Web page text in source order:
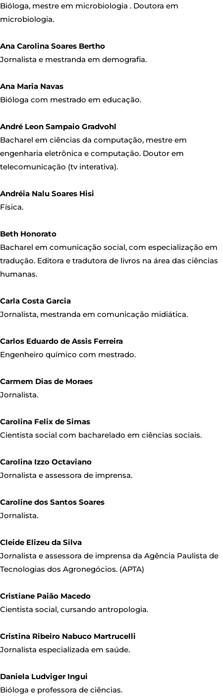
Bióloga, mestre em microbiologia . Doutora em
microbiologia.
Ana Carolina Soares Bertho
Jornalista e mestranda em demografia.
Ana Maria Navas
Bióloga com mestrado em educação.
André Leon Sampaio Gradvohl
Bacharel em ciências da computação, mestre em
engenharia eletrônica e computação. Doutor em
telecomunicação (tv interativa).
Andréia Nalu Soares Hisi
Física.
Beth Honorato
Bacharel em comunicação social, com especialização em
tradução. Editora e tradutora de livros na área das ciências
humanas.
Carla Costa Garcia
Jornalista, mestranda em comunicação midiática.
Carlos Eduardo de Assis Ferreira
Engenheiro químico com mestrado.
Carmem Dias de Moraes
Jornalista.
Carolina Felix de Simas
Cientista social com bacharelado em ciências sociais.
Carolina Izzo Octaviano
Jornalista e assessora de imprensa.
Caroline dos Santos Soares
Jornalista.
Cleide Elizeu da Silva
Jornalista e assessora de imprensa da Agência Paulista de
Tecnologias dos Agronegócios. (APTA)
Cristiane Paião Macedo
Cientista social, cursando antropologia.
Cristina Ribeiro Nabuco Martrucelli
Jornalista especializada em saúde.
Daniela Ludviger Ingui
Bióloga e professora de ciências.